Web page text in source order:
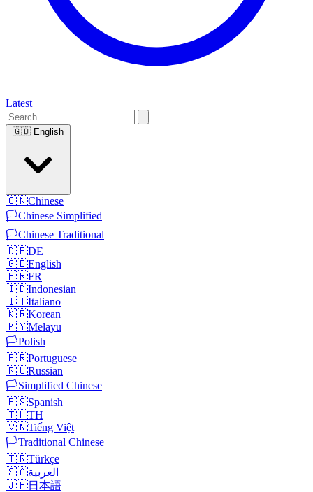
Latest
🇬🇧 English
🇨🇳Chinese
🏳️Chinese Simplified
🏳️Chinese Traditional
🇩🇪DE
🇬🇧English
🇫🇷FR
🇮🇩Indonesian
🇮🇹Italiano
🇰🇷Korean
🇲🇾Melayu
🏳️Polish
🇧🇷Portuguese
🇷🇺Russian
🏳️Simplified Chinese
🇪🇸Spanish
🇹🇭TH
🇻🇳Tiếng Việt
🏳️Traditional Chinese
🇹🇷Türkçe
🇸🇦العربية
🇯🇵日本語